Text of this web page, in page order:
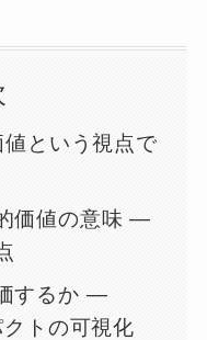
という視点で
価値の意味 ―
するか ―
トの可視化